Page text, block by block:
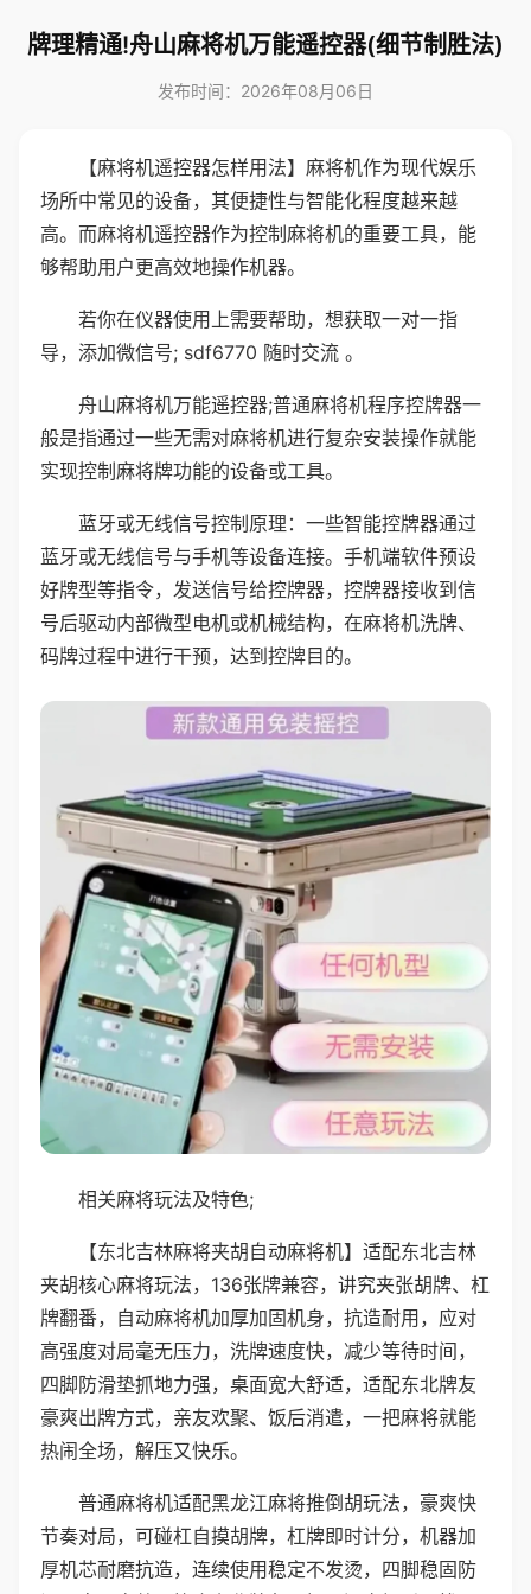
牌理精通!舟山麻将机万能遥控器(细节制胜法)
发布时间：2026年08月06日
【麻将机遥控器怎样用法】麻将机作为现代娱乐
场所中常见的设备，其便捷性与智能化程度越来越
高。而麻将机遥控器作为控制麻将机的重要工具，能
够帮助用户更高效地操作机器。
若你在仪器使用上需要帮助，想获取一对一指
导，添加微信号; sdf6770 随时交流 。
舟山麻将机万能遥控器;普通麻将机程序控牌器一
般是指通过一些无需对麻将机进行复杂安装操作就能
实现控制麻将牌功能的设备或工具。
蓝牙或无线信号控制原理：一些智能控牌器通过
蓝牙或无线信号与手机等设备连接。手机端软件预设
好牌型等指令，发送信号给控牌器，控牌器接收到信
号后驱动内部微型电机或机械结构，在麻将机洗牌、
码牌过程中进行干预，达到控牌目的。
相关麻将玩法及特色;
【东北吉林麻将夹胡自动麻将机】适配东北吉林
夹胡核心麻将玩法，136张牌兼容，讲究夹张胡牌、杠
牌翻番，自动麻将机加厚加固机身，抗造耐用，应对
高强度对局毫无压力，洗牌速度快，减少等待时间，
四脚防滑垫抓地力强，桌面宽大舒适，适配东北牌友
豪爽出牌方式，亲友欢聚、饭后消遣，一把麻将就能
热闹全场，解压又快乐。
普通麻将机适配黑龙江麻将推倒胡玩法，豪爽快
节奏对局，可碰杠自摸胡牌，杠牌即时计分，机器加
厚机芯耐磨抗造，连续使用稳定不发烫，四脚稳固防